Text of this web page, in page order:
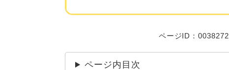
ページID：0038272
ページ内目次